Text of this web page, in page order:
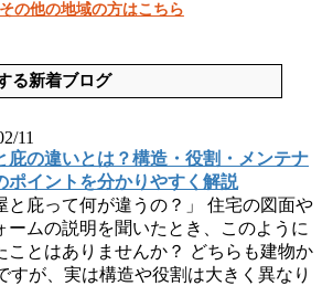
その他の地域の方はこちら
る新着ブログ
11
庇の違いとは？構造・役割・メンテナ
ポイントを分かりやすく解説
と庇って何が違うの？」 住宅の図面や
ームの説明を聞いたとき、このように
ことはありませんか？ どちらも建物か
すが、実は構造や役割は大きく異なり